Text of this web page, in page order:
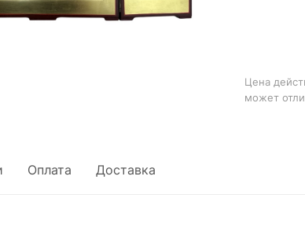
Цена
может
Оплата Доставка